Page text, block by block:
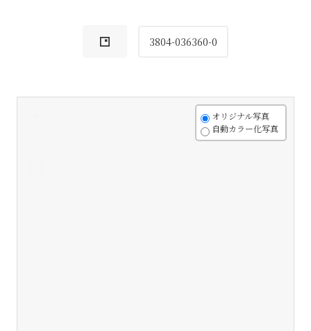
3804-036360-0
オリジナル写真
自動カラー化写真